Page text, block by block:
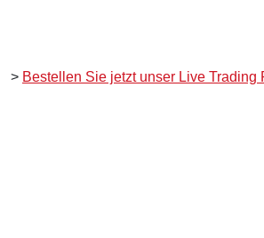
> Bestellen Sie jetzt unser Live Trading